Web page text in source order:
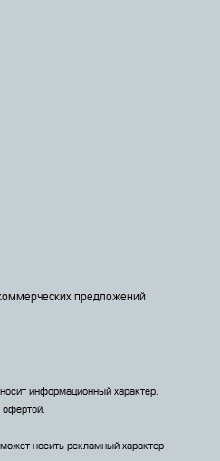
предложений
информационный характер.
носить рекламный характер